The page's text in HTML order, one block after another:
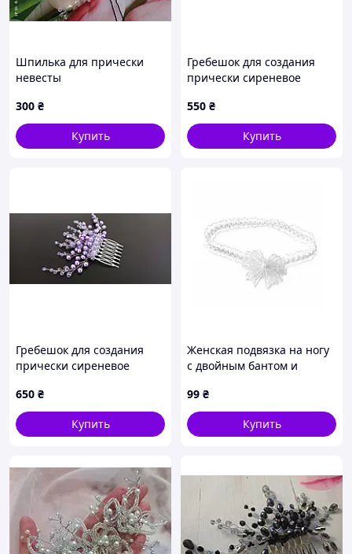
Шпилька для прически
невесты
300 ₴
Купить
Гребешок для создания
прически сиреневое
550 ₴
Купить
Гребешок для создания
прически сиреневое
650 ₴
Купить
Женская подвязка на ногу
с двойным бантом и
жемчужиной, Белый
99 ₴
Купить